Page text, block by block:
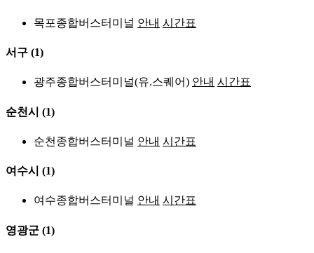
목포종합버스터미널 안내 시간표
서구 (1)
광주종합버스터미널(유.스퀘어) 안내 시간표
순천시 (1)
순천종합버스터미널 안내 시간표
여수시 (1)
여수종합버스터미널 안내 시간표
영광군 (1)